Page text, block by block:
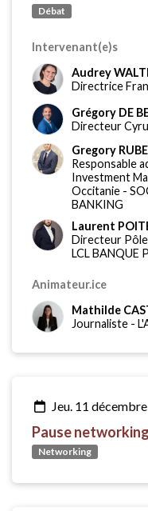
Débat
Intervenant(e)s
Audrey
Directrice
Grégory DE
Directeur
Gregory
Responsable
Investment
Occitanie -
BANKING
Laurent
Directeur Pôle
LCL BANQUE
Animateur.ice
Mathilde
Journaliste -
jeu. 11 décembre
Pause networking
Networking